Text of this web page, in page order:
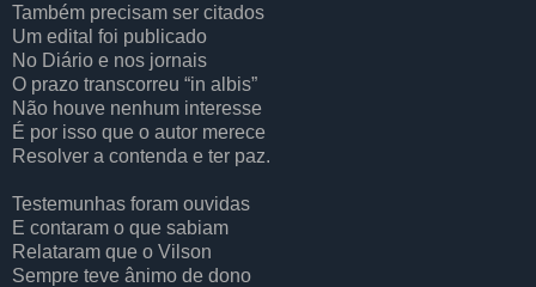
Também precisam ser citados
Um edital foi publicado
No Diário e nos jornais
O prazo transcorreu “in albis”
Não houve nenhum interesse
É por isso que o autor merece
Resolver a contenda e ter paz.
Testemunhas foram ouvidas
E contaram o que sabiam
Relataram que o Vilson
Sempre teve ânimo de dono